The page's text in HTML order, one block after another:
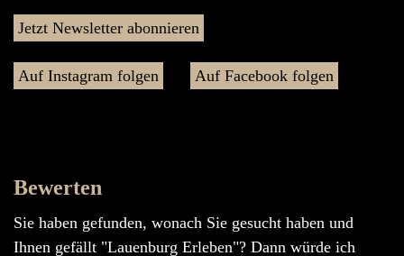
Jetzt Newsletter abonnieren
Auf Instagram folgen Auf Facebook folgen
Bewerten
Sie haben gefunden, wonach Sie gesucht haben und
Ihnen gefällt "Lauenburg Erleben"? Dann würde ich